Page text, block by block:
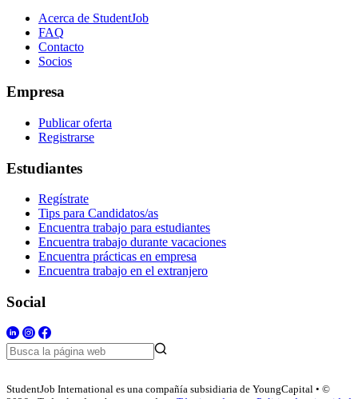
Acerca de StudentJob
FAQ
Contacto
Socios
Empresa
Publicar oferta
Registrarse
Estudiantes
Regístrate
Tips para Candidatos/as
Encuentra trabajo para estudiantes
Encuentra trabajo durante vacaciones
Encuentra prácticas en empresa
Encuentra trabajo en el extranjero
Social
StudentJob International es una compañía subsidiaria de YoungCapital • ©